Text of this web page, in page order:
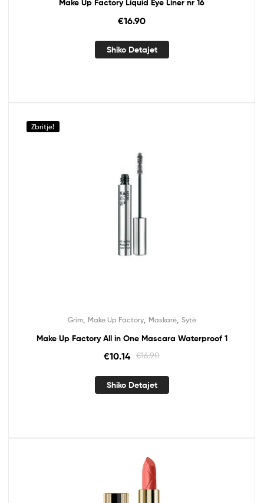
Make Up Factory Liquid Eye Liner nr 16
€16.90
Shiko Detajet
Zbritje!
Grim, Make Up Factory, Maskarë, Sytë
Make Up Factory All in One Mascara Waterproof 1
€16.90
€10.14
Shiko Detajet